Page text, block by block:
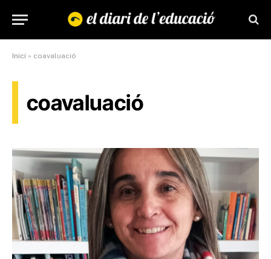
Inici » coavaluació
coavaluació